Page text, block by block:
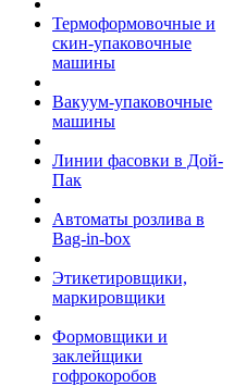
Термоформовочные и
скин-упаковочные
машины
Вакуум-упаковочные
машины
Линии фасовки в Дой-
Пак
Автоматы розлива в
Bag-in-box
Этикетировщики,
маркировщики
Формовщики и
заклейщики
гофрокоробов